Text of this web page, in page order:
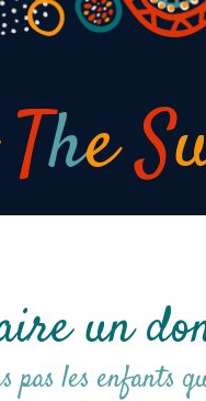
TheS
un
pas les enfants